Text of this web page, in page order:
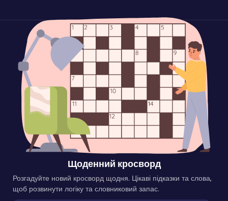
Щоденний кросворд
Розгадуйте новий кросворд щодня. Цікаві підказки та слова,
щоб розвинути логіку та словниковий запас.